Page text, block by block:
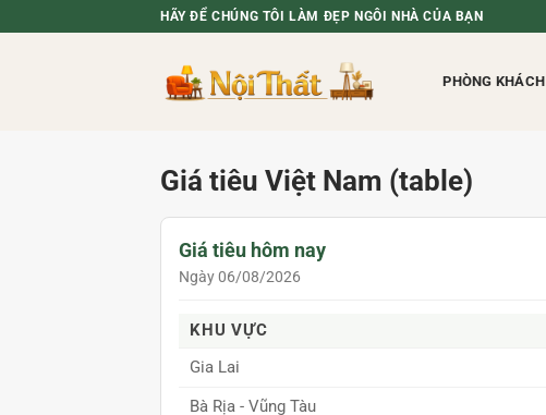
qua
HÃY ĐỂ CHÚNG TÔI LÀM ĐẸP NGÔI NHÀ CỦA BẠN
PHÒNG KHÁCH
Giá tiêu Việt Nam (table)
Giá tiêu hôm nay
Ngày 06/08/2026
KHU VỰC
Gia Lai
Bà Rịa - Vũng Tàu